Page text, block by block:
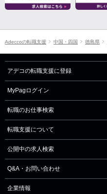
Adeccoの転職支援 中国・四国 徳島県
アデコの転職支援に登録
MyPagログイン
転職のお仕事検索
転職支援について
公開中の求人検索
Q&A・お問い合わせ
企業情報